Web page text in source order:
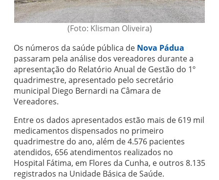
(Foto: Klisman Oliveira)
Os números da saúde pública de Nova Pádua
passaram pela análise dos vereadores durante a
apresentação do Relatório Anual de Gestão do 1º
quadrimestre, apresentado pelo secretário
municipal Diego Bernardi na Câmara de
Vereadores.
Entre os dados apresentados estão mais de 619 mil
medicamentos dispensados no primeiro
quadrimestre do ano, além de 4.576 pacientes
atendidos, 656 atendimentos realizados no
Hospital Fátima, em Flores da Cunha, e outros 8.135
registrados na Unidade Básica de Saúde.